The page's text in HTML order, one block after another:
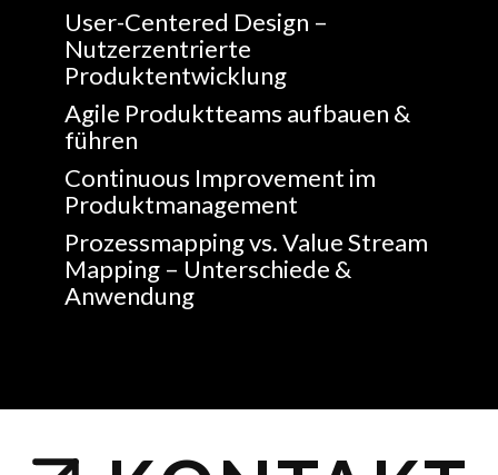
User-Centered Design –
Nutzerzentrierte
Produktentwicklung
Agile Produktteams aufbauen &
führen
Continuous Improvement im
Produktmanagement
Prozessmapping vs. Value Stream
Mapping – Unterschiede &
Anwendung